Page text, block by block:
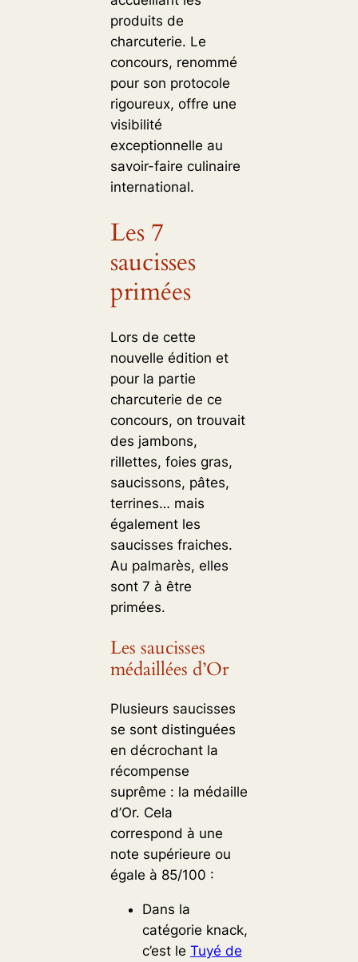
produits de
charcuterie. Le
concours, renommé
pour son protocole
rigoureux, offre une
visibilité
exceptionnelle au
savoir-faire culinaire
international.
Les 7
saucisses
primées
Lors de cette
nouvelle édition et
pour la partie
charcuterie de ce
concours, on trouvait
des jambons,
rillettes, foies gras,
saucissons, pâtes,
terrines… mais
également les
saucisses fraiches.
Au palmarès, elles
sont 7 à être
primées.
Les saucisses
médaillées d’Or
Plusieurs saucisses
se sont distinguées
en décrochant la
récompense
suprême : la médaille
d’Or. Cela
correspond à une
note supérieure ou
égale à 85/100 :
Dans la
catégorie knack,
c’est le Tuyé de